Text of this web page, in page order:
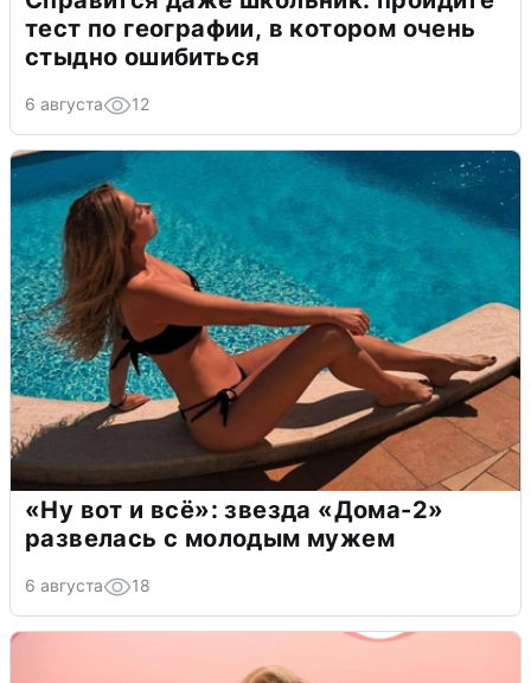
тест по географии, в котором очень
стыдно ошибиться
6 августа 12
«Ну вот и всё»: звезда «Дома-2»
развелась с молодым мужем
6 августа 18